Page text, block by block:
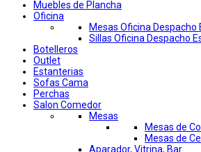
Muebles de Plancha
Oficina
Mesas Oficina Despacho
Sillas Oficina Despacho
Botelleros
Outlet
Estanterias
Sofas Cama
Perchas
Salon Comedor
Mesas
Mesas de
Mesas de
Aparador, Vitrina, Bar